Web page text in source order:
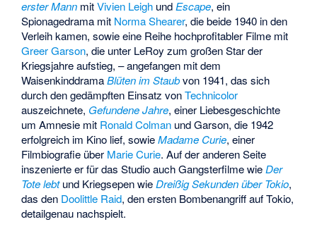
erster Mann mitVivien Leigh und Escape, ein
Spionagedrama mit Norma Shearer, die beide 1940 in den
Verleih kamen, sowie eine Reihe hochprofitabler Filme mit
Greer Garson, die unter LeRoy zum großen Star der
Kriegsjahre aufstieg, – angefangen mit dem
WaisenkinddramaBlüten im Staubvon 1941, das sich
durch den gedämpften Einsatz vonTechnicolor
auszeichnete, Gefundene Jahre, einer Liebesgeschichte
um Amnesie mit Ronald Colman und Garson, die 1942
erfolgreich im Kino lief, sowieMadame Curie, einer
Filmbiografie über Marie Curie. Auf der anderen Seite
inszenierte er für das Studio auch Gangsterfilme wieDer
Tote lebtund Kriegsepen wieDreißig Sekunden über Tokio,
das den Doolittle Raid, den ersten Bombenangriff auf Tokio,
detailgenau nachspielt.